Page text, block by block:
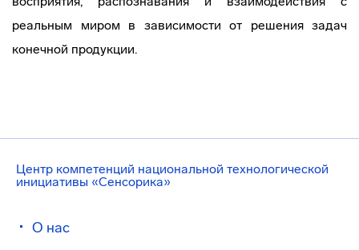
Центр компетенций национальной технологической
инициативы «Сенсорика»
О нас
реальным миром в зависимости от решения задач
конечной продукции.